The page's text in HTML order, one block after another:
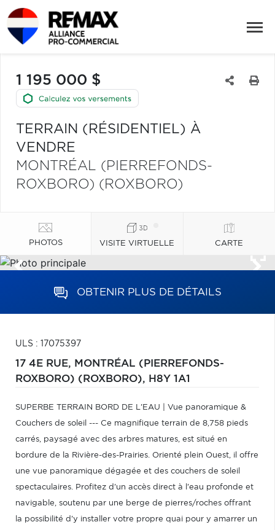
1 195 000 $
TERRAIN (RÉSIDENTIEL) À
VENDRE
MONTRÉAL (PIERREFONDS-
ROXBORO) (ROXBORO)
PHOTOS VISITE VIRTUELLE CARTE
OBTENIR PLUS DE DÉTAILS
ULS : 17075397
17 4E RUE, MONTRÉAL (PIERREFONDS-
ROXBORO) (ROXBORO), H8Y 1A1
SUPERBE TERRAIN BORD DE L'EAU | Vue panoramique &
Couchers de soleil --- Ce magnifique terrain de 8,758 pieds
carrés, paysagé avec des arbres matures, est situé en
bordure de la Rivière-des-Prairies. Orienté plein Ouest, il offre
une vue panoramique dégagée et des couchers de soleil
spectaculaires. Profitez d'un accès direct à l'eau profonde et
navigable, soutenu par une berge de pierres/roches offrant
la possibilité d'y installer votre propre quai pour y amarrer un